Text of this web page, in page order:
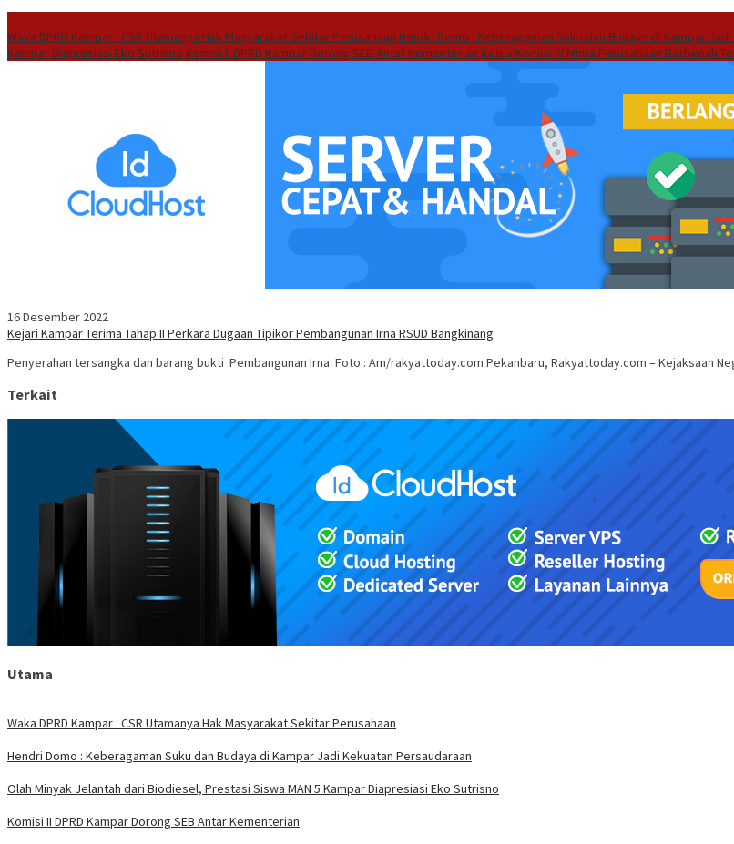
Waka DPRD Kampar : CSR Utamanya Hak Masyarakat Sekitar Perusahaan Hendri Domo : Keberagaman Suku dan Budaya di Kampar
Kampar Diapresiasi Eko Sutrisno Komisi II DPRD Kampar Dorong SEB Antar Kementerian Ketua Komisi IV Minta Perusahaan Berbenah
16 Desember 2022
Kejari Kampar Terima Tahap II Perkara Dugaan Tipikor Pembangunan Irna RSUD Bangkinang
Penyerahan tersangka dan barang bukti Pembangunan Irna. Foto : Am/rakyattoday.com Pekanbaru, Rakyattoday.com – Kejaksaan
Terkait
Utama
Waka DPRD Kampar : CSR Utamanya Hak Masyarakat Sekitar Perusahaan
Hendri Domo : Keberagaman Suku dan Budaya di Kampar Jadi Kekuatan Persaudaraan
Olah Minyak Jelantah dari Biodiesel, Prestasi Siswa MAN 5 Kampar Diapresiasi Eko Sutrisno
Komisi II DPRD Kampar Dorong SEB Antar Kementerian